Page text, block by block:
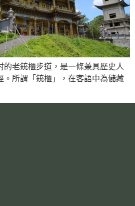
老銃櫃步道，是一條兼具歷史人
。所謂「銃櫃」，在客語中為儲藏